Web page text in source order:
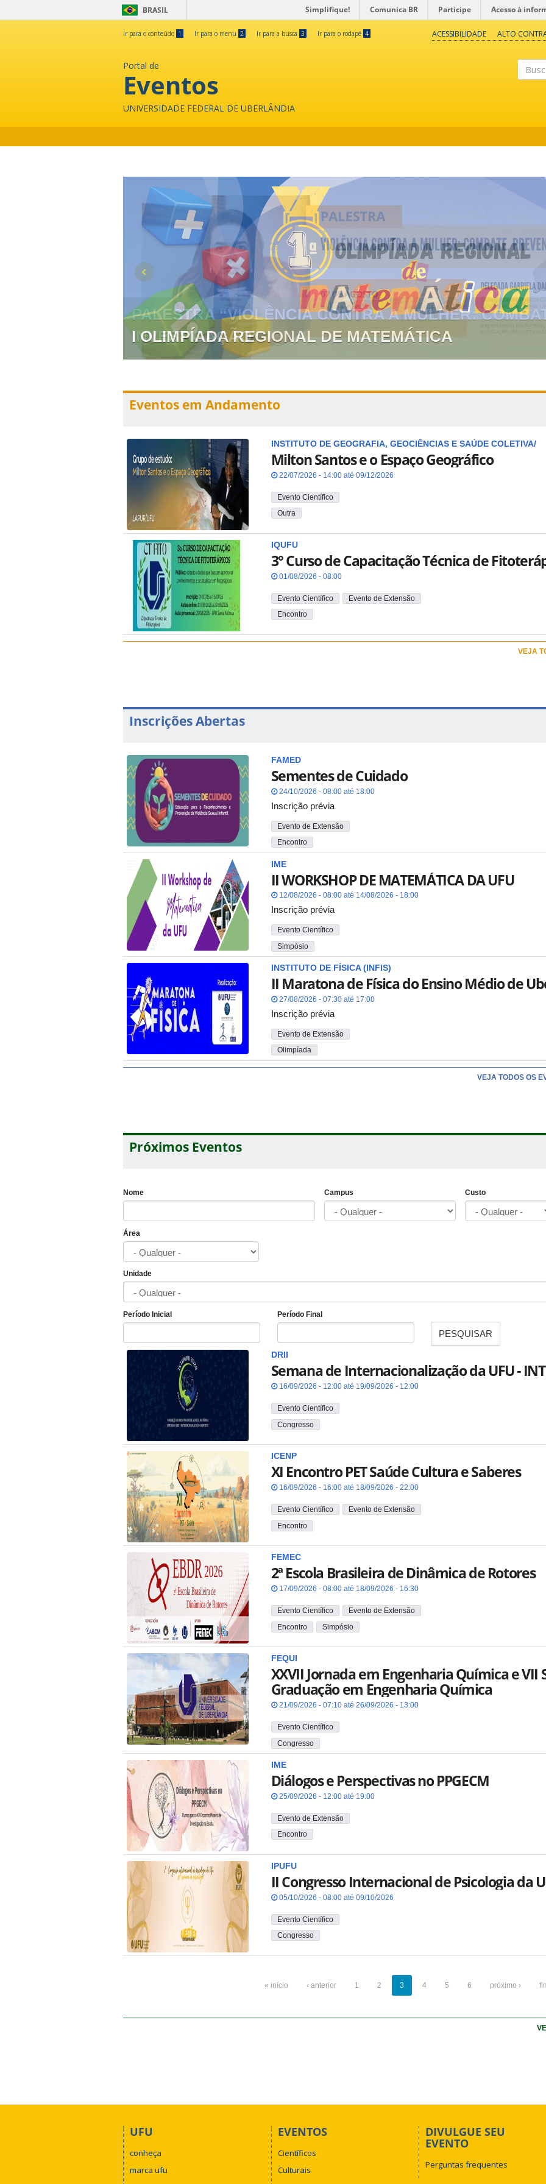
BRASIL Simplifique! Comunica BR Participe Acesso à
Ir para o conteúdo 1 Ir para o menu 2 Ir para a busca 3 Ir para o rodapé 4 ACESSIBILIDADE ALTO
Portal de
Eventos
UNIVERSIDADE FEDERAL DE UBERLÂNDIA
I OLIMPÍADA REGIONAL DE MATEMÁTICA
Eventos em Andamento
INSTITUTO DE GEOGRAFIA, GEOCIÊNCIAS E SAÚDE COLETIVA/
Milton Santos e o Espaço Geográfico
22/07/2026 - 14:00 até 09/12/2026
Evento Científico
Outra
IQUFU
3° Curso de Capacitação Técnica de
01/08/2026 - 08:00
Evento Científico
Evento de Extensão
Encontro
VEJA
Inscrições Abertas
FAMED
Sementes de Cuidado
24/10/2026 - 08:00 até 18:00
Inscrição prévia
Evento de Extensão
Encontro
IME
II WORKSHOP DE MATEMÁTICA DA UFU
12/08/2026 - 08:00 até 14/08/2026 - 18:00
Inscrição prévia
Evento Científico
Simpósio
INSTITUTO DE FÍSICA (INFIS)
II Maratona de Física do Ensino Médio de
27/08/2026 - 07:30 até 17:00
Inscrição prévia
Evento de Extensão
Olimpíada
VEJA TODOS OS
Próximos Eventos
Nome Campus Custo
Área
Unidade
Período Inicial
Data
Período Final
PESQUISAR
DRII
Semana de Internacionalização da UFU -
16/09/2026 - 12:00 até 19/09/2026 - 12:00
Evento Científico
Congresso
ICENP
XI Encontro PET Saúde Cultura e Saberes
16/09/2026 - 16:00 até 18/09/2026 - 22:00
Evento Científico
Evento de Extensão
Encontro
FEMEC
2ª Escola Brasileira de Dinâmica de Rotores
17/09/2026 - 08:00 até 18/09/2026 - 16:30
Evento Científico
Evento de Extensão
Encontro
Simpósio
FEQUI
XXVII Jornada em Engenharia Química e VII
Graduação em Engenharia Química
21/09/2026 - 07:10 até 26/09/2026 - 13:00
Evento Científico
Congresso
IME
Diálogos e Perspectivas no PPGECM
25/09/2026 - 12:00 até 19:00
Evento de Extensão
Encontro
IPUFU
II Congresso Internacional de Psicologia da
05/10/2026 - 08:00 até 09/10/2026
Evento Científico
Congresso
« início ‹ anterior 1 2 3 4 5 6 próximo ›
UFU
conheça
marca ufu
EVENTOS
Científicos
Culturais
DIVULGUE SEU
EVENTO
Perguntas frequentes